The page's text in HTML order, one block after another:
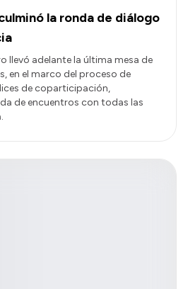
la ronda de diálogo
llevó adelante la última mesa de
en el marco del proceso de
de coparticipación,
de encuentros con todas las